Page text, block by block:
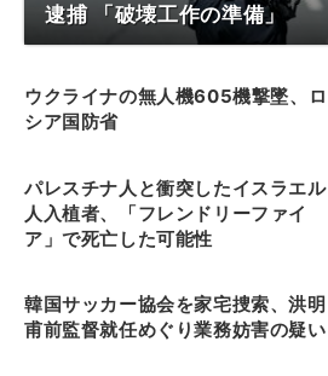
逮捕 「破壊工作の準備」
ウクライナの無人機605機撃墜、ロ
シア国防省
パレスチナ人と衝突したイスラエル
人入植者、「フレンドリーファイ
ア」で死亡した可能性
韓国サッカー協会を家宅捜索、洪明
甫前監督就任めぐり業務妨害の疑い